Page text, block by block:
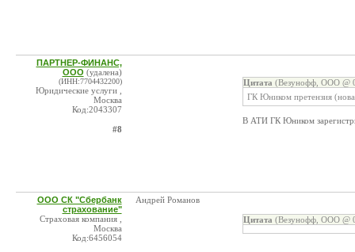
ПАРТНЕР-ФИНАНС,
ООО (удалена)
(ИНН:7704432200)
Юридические услуги ,
Москва
Код:2043307
#8
Цитата (Везунофф, ООО @
ГК Юником претензия
В АТИ ГК Юником
ООО СК "Сбербанк
страхование"
Страховая компания ,
Москва
Код:6456054
Андрей Романов
Цитата (Везунофф, ООО @